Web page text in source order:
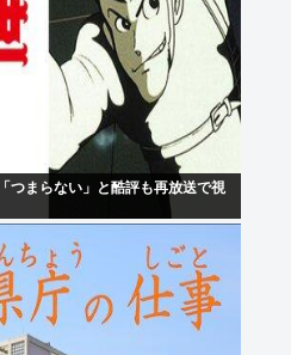
つまらない」と酷評も再放送で視